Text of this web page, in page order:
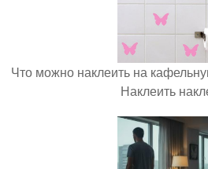
Что можно наклеить на
Наклеить